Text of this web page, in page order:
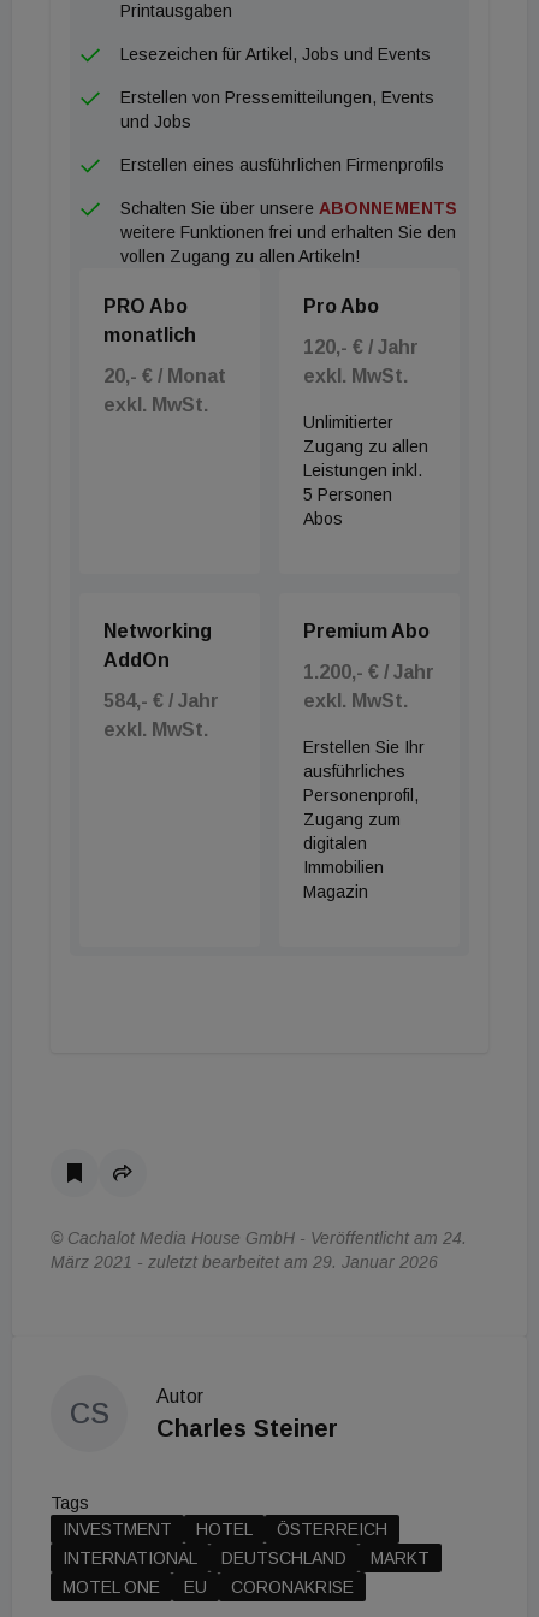
auch das Geschäftsjahr 2021 ein weiteres
Krisenjahr mit erneut hohen operativen Verlusten.
einer Erholung der Nachfrage auf Vor-Corona-
Printausgaben
Lesezeichen für Artikel, Jobs und Events
Erstellen von Pressemitteilungen, Events
und Jobs
Erstellen eines ausführlichen Firmenprofils
Schalten Sie über unsere ABONNEMENTS
weitere Funktionen frei und erhalten Sie den
vollen Zugang zu allen Artikeln!
PRO Abo
monatlich
20,- € / Monat
exkl. MwSt.
Pro Abo
120,- € / Jahr
exkl. MwSt.
Unlimitierter
Zugang zu allen
Leistungen inkl.
5 Personen
Abos
Networking
AddOn
584,- € / Jahr
exkl. MwSt.
Premium Abo
1.200,- € / Jahr
exkl. MwSt.
Erstellen Sie Ihr
ausführliches
Personenprofil,
Zugang zum
digitalen
Immobilien
Magazin
© Cachalot Media House GmbH - Veröffentlicht am 24.
März 2021 - zuletzt bearbeitet am 29. Januar 2026
CS
Autor
Charles Steiner
Tags
INVESTMENT
HOTEL
ÖSTERREICH
INTERNATIONAL
DEUTSCHLAND
MARKT
MOTEL ONE
EU CORONAKRISE